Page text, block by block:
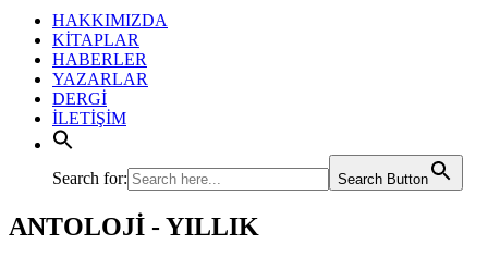
HAKKIMIZDA
KİTAPLAR
HABERLER
YAZARLAR
DERGİ
İLETİŞİM
Search for: Search Button
ANTOLOJİ - YILLIK